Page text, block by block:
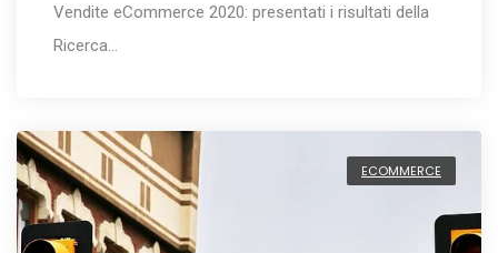
Vendite eCommerce 2020: presentati i risultati della
Ricerca…
ECOMMERCE